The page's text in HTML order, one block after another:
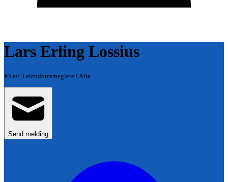
Lars Erling Lossius
#3 av 3 eiendomsmeglere i Alta
Send melding